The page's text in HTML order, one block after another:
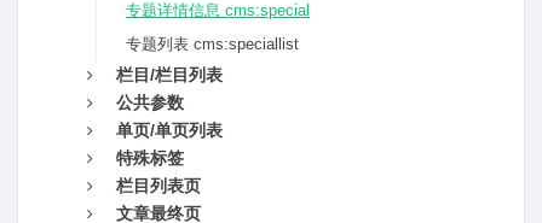
专题详情信息 cms:special
专题列表 cms:speciallist
栏目/栏目列表
公共参数
单页/单页列表
特殊标签
栏目列表页
文章最终页